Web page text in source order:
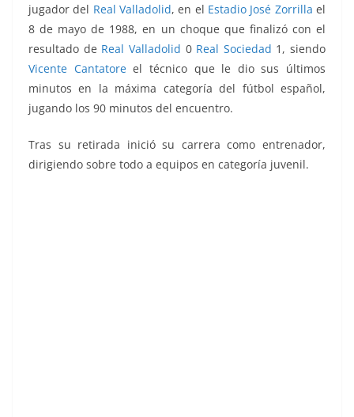
jugador del Real Valladolid, en el Estadio José Zorrilla el
8 de mayo de 1988, en un choque que finalizó con el
resultado de Real Valladolid 0 Real Sociedad 1, siendo
Vicente Cantatoreel técnico que le dio sus últimos
minutos en la máxima categoría del fútbol español,
jugando los 90 minutos del encuentro.
Tras su retirada inició su carrera como entrenador,
dirigiendo sobre todo a equipos en categoría juvenil.